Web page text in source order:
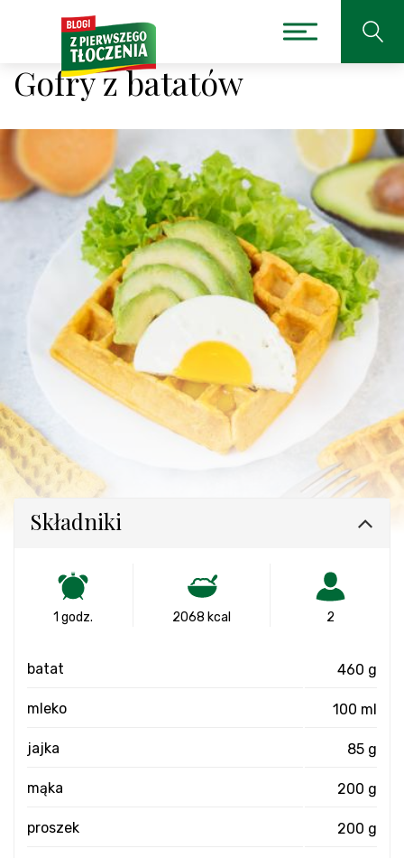
Gofry z batatów
Składniki
1 godz. 2068 kcal 2
batat 460 g
mleko 100 ml
jajka 85 g
mąka 200 g
proszek 200 g